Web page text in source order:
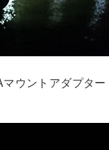
ウントアダプター